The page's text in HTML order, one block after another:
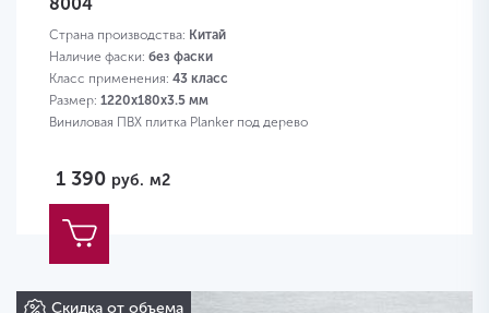
Страна производства: Китай
Наличие фаски: без фаски
Класс применения: 43 класс
Размер: 1220х180х3.5 мм
Виниловая ПВХ плитка Planker под дерево
1 390 руб. м2
Скидка от объема